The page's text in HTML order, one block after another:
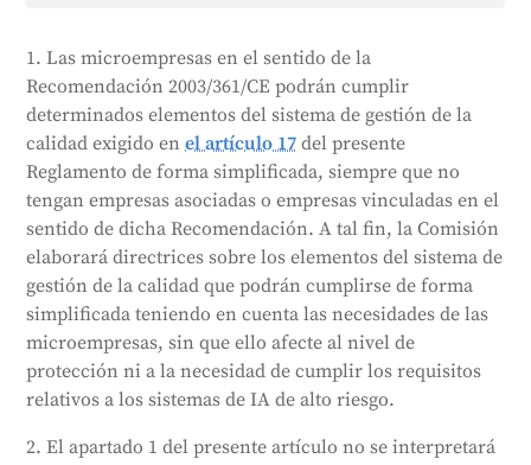
directrices al respecto. Sin embargo, esto no
significa que estas empresas estén exentas de otros
requisitos u obligaciones de la Ley, incluidos los de
los artículos 9, 10, 11, 12, 13, 14, 15, 72 y 73. Con ello
se pretende garantizar que el nivel de protección y
cumplimiento de los sistemas de IA de alto riesgo no
se vea comprometido.
1. Las microempresas en el sentido de la
Recomendación 2003/361/CE podrán cumplir
determinados elementos del sistema de gestión de la
calidad exigido enel artículo 17 del presente
Reglamento de forma simplificada, siempre que no
tengan empresas asociadas o empresas vinculadas en el
sentido de dicha Recomendación. A tal fin, la Comisión
elaborará directrices sobre los elementos del sistema de
gestión de la calidad que podrán cumplirse de forma
simplificada teniendo en cuenta las necesidades de las
microempresas, sin que ello afecte al nivel de
protección ni a la necesidad de cumplir los requisitos
relativos a los sistemas de IA de alto riesgo.
2. El apartado 1 del presente artículo no se interpretará